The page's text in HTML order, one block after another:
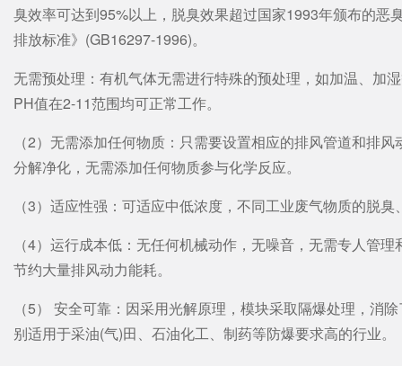
臭效率可达到95%以上，脱臭效果超过国家1993年颁布的
排放标准》(GB16297-1996)。
无需预处理：有机气体无需进行特殊的预处理，如加温、
PH值在2-11范围均可正常工作。
（2）无需添加任何物质：只需要设置相应的排风管道和排
分解净化，无需添加任何物质参与化学反应。
（3）适应性强：可适应中低浓度，不同工业废气物质的脱
（4）运行成本低：无任何机械动作，无噪音，无需专人管
节约大量排风动力能耗。
（5） 安全可靠：因采用光解原理，模块采取隔爆处理，消
别适用于采油(气)田、石油化工、制药等防爆要求高的行业。